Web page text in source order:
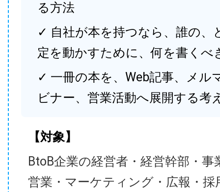
る方法
✓ 自社が本を持つなら、誰の、
定を動かすために、何を書くべ
✓ 一冊の本を、Web記事、メル
ビナー、営業活動へ展開する考
【対象】
BtoB企業の経営者・経営幹部・事
営業・マーケティング・広報・採